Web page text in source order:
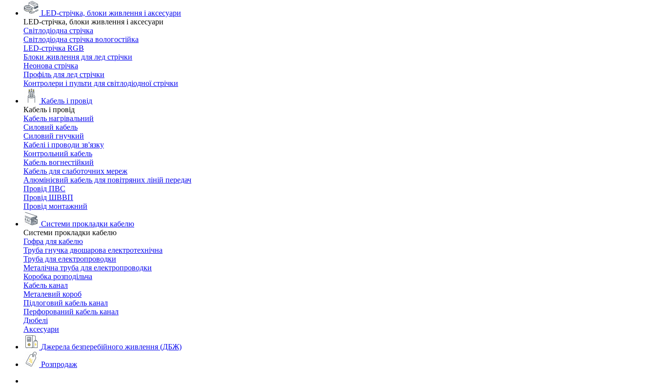
LED-стрічка, блоки живлення і аксесуари
LED-стрічка, блоки живлення і аксесуари
Світлодіодна стрічка
Світлодіодна стрічка вологостійка
LED-стрічка RGB
Блоки живлення для лед стрічки
Неонова стрічка
Профіль для лед стрічки
Контролери і пульти для світлодіодної стрічки
Кабель і провід
Кабель і провід
Кабель нагрівальний
Силовий кабель
Силовий гнучкий
Кабелі і проводи зв'язку
Контрольний кабель
Кабель вогнестійкий
Кабель для слаботочних мереж
Алюмінієвий кабель для повітряних ліній передач
Провід ПВС
Провід ШВВП
Провід монтажний
Системи прокладки кабелю
Системи прокладки кабелю
Гофра для кабелю
Труба гнучка двошарова електротехнічна
Труба для електропроводки
Металічна труба для електропроводки
Коробка розподільча
Кабель канал
Металевий короб
Підлоговий кабель канал
Перфорований кабель канал
Дюбелі
Аксесуари
Джерела безперебійного живлення (ДБЖ)
Розпродаж